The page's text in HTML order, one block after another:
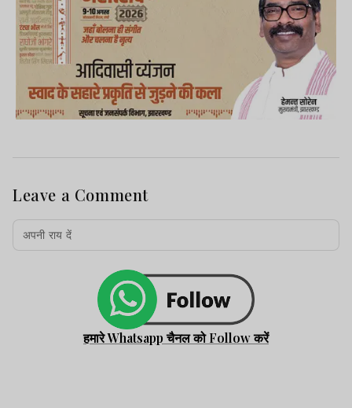
Leave a Comment
हमारे Whatsapp चैनल को Follow करें